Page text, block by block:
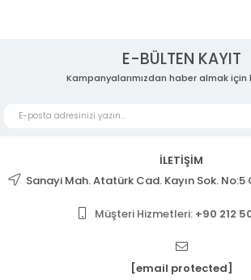
E-BÜLTEN KAYIT
Kampanyalarımızdan haber almak için
İLETİŞİM
Sanayi Mah. Atatürk Cad. Kayın Sok. No:5
Müşteri Hizmetleri: +90 212
[email protected]